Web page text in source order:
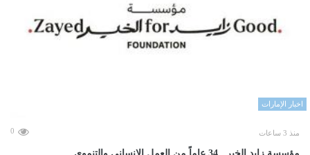
اخبار الإمارات
منذ 3 ساعات 0